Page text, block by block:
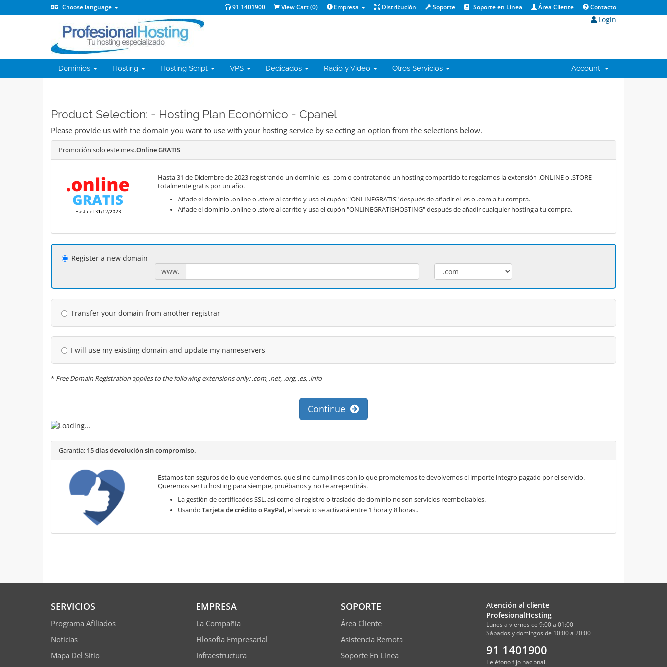
Choose language 91 1401900 View Cart (0) Empresa Distribución Soporte Soporte en Línea Área Cliente Contacto
Login
Dominios Hosting Hosting Script VPS Dedicados Radio y Video Otros Servicios Account
Product Selection: - Hosting Plan Económico - Cpanel
Please provide us with the domain you want to use with your hosting service by selecting an option from the selections below.
Promoción solo este mes:.Online GRATIS
Hasta 31 de Diciembre de 2023 registrando un dominio .es, .com o contratando un hosting compartido te regalamos la extensión .ONLINE o .STORE
totalmente gratis por un año.
Añade el dominio .online o .store al carrito y usa el cupón: "ONLINEGRATIS" después de añadir el .es o .com a tu compra.
Añade el dominio .online o .store al carrito y usa el cupón "ONLINEGRATISHOSTING" después de añadir cualquier hosting a tu compra.
Register a new domain
www.
Transfer your domain from another registrar
I will use my existing domain and update my nameservers
* Free Domain Registration applies to the following extensions only: .com, .net, .org, .es, .info
Continue
Garantía: 15 días devolución sin compromiso.
Estamos tan seguros de lo que vendemos, que si no cumplimos con lo que prometemos te devolvemos el importe integro pagado por el servicio.
Queremos ser tu hosting para siempre, pruébanos y no te arrepentirás.
La gestión de certificados SSL, así como el registro o traslado de dominio no son servicios reembolsables.
Usando Tarjeta de crédito o PayPal, el servicio se activará entre 1 hora y 8 horas..
SERVICIOS
Programa Afiliados
Noticias
Mapa Del Sitio
EMPRESA
La Compañía
Filosofía Empresarial
Infraestructura
SOPORTE
Área Cliente
Asistencia Remota
Soporte En Línea
Atención al cliente
ProfesionalHosting
Lunes a viernes de 9:00 a 01:00
Sábados y domingos de 10:00 a 20:00
91 1401900
Teléfono fijo nacional.